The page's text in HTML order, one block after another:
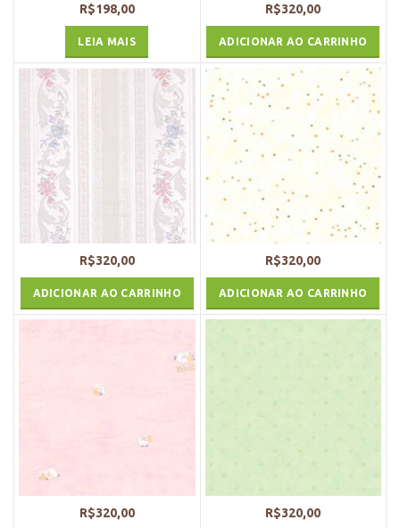
R$198,00
LEIA MAIS
R$320,00
ADICIONAR AO CARRINHO
R$320,00
ADICIONAR AO CARRINHO
R$320,00
ADICIONAR AO CARRINHO
R$320,00 R$320,00